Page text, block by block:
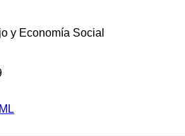
y Economía Social